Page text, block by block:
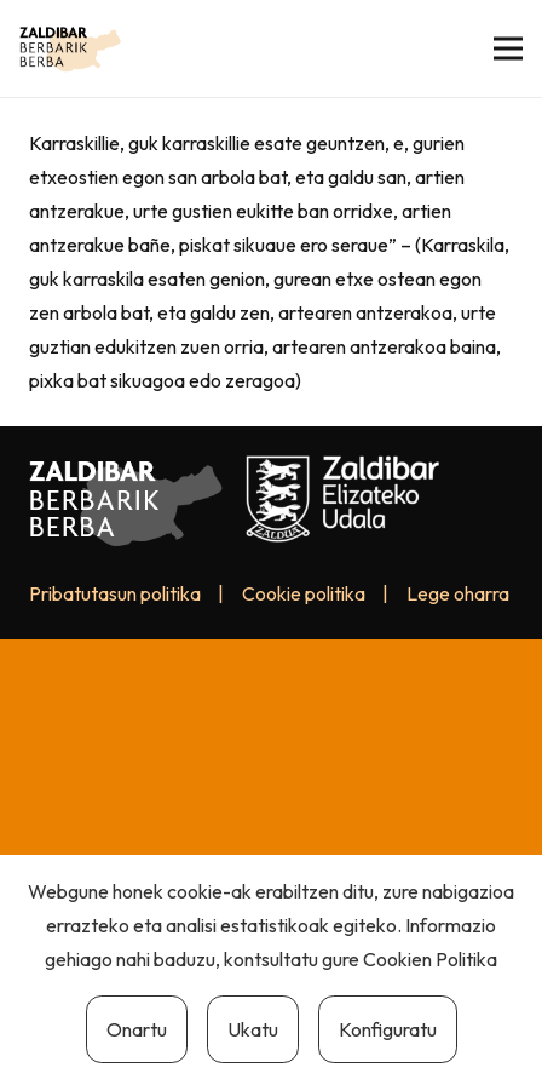
Karraskillie, guk karraskillie esate geuntzen, e, gurien
etxeostien egon san arbola bat, eta galdu san, artien
antzerakue, urte gustien eukitte ban orridxe, artien
antzerakue bañe, piskat sikuaue ero seraue” – (Karraskila,
guk karraskila esaten genion, gurean etxe ostean egon
zen arbola bat, eta galdu zen, artearen antzerakoa, urte
guztian edukitzen zuen orria, artearen antzerakoa baina,
pixka bat sikuagoa edo zeragoa)
Pribatutasun politika Cookie politika Lege oharra
Webgune honek cookie-ak erabiltzen ditu, zure nabigazioa
errazteko eta analisi estatistikoak egiteko. Informazio
gehiago nahi baduzu, kontsultatu gureCookien Politika
Onartu Ukatu Konfiguratu